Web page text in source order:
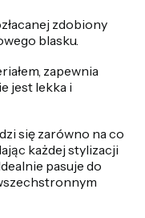
zdobiony
blasku.
zapewnia
jest lekka i
się zarówno na co
każdej stylizacji
pasuje do